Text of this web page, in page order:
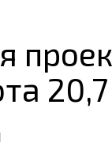
ПОСУДА
20,7